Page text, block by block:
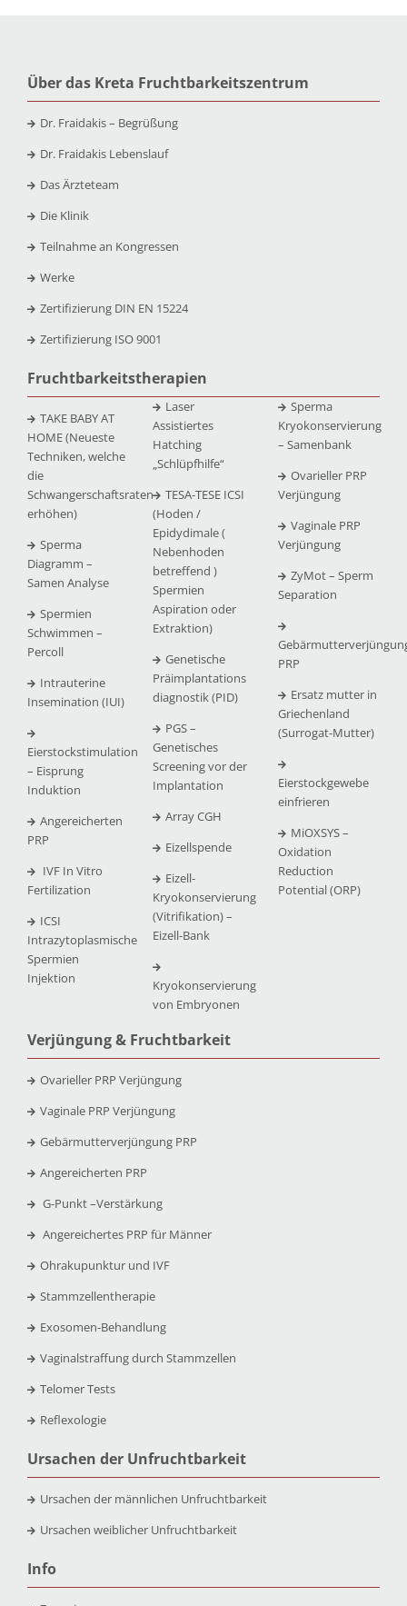
Über das Kreta Fruchtbarkeitszentrum
Dr. Fraidakis – Begrüßung
Dr. Fraidakis Lebenslauf
Das Ärzteteam
Die Klinik
Teilnahme an Kongressen
Werke
Zertifizierung DIN EN 15224
Zertifizierung ISO 9001
Fruchtbarkeitstherapien
TAKE BABY AT
HOME (Neueste
Techniken, welche
die
Schwangerschaftsraten
erhöhen)
Sperma
Diagramm –
Samen Analyse
Spermien
Schwimmen –
Percoll
Intrauterine
Insemination (IUI)
Eierstockstimulation
– Eisprung
Induktion
Angereicherten
PRP
IVF In Vitro
Fertilization
ICSI
Intrazytoplasmische
Spermien
Injektion
Laser
Assistiertes
Hatching
„Schlüpfhilfe“
TESA-TESE ICSI
(Hoden /
Epidydimale (
Nebenhoden
betreffend )
Spermien
Aspiration oder
Extraktion)
Genetische
Präimplantations
diagnostik (PID)
PGS –
Genetisches
Screening vor der
Implantation
Array CGH
Eizellspende
Eizell-
Kryokonservierung
(Vitrifikation) –
Eizell-Bank
Kryokonservierung
von Embryonen
Sperma
Kryokonservierung
– Samenbank
Ovarieller PRP
Verjüngung
Vaginale PRP
Verjüngung
ZyMot – Sperm
Separation
PRP
Ersatz mutter in
Griechenland
(Surrogat-Mutter)
Eierstockgewebe
einfrieren
MiOXSYS –
Oxidation
Reduction
Potential (ORP)
Verjüngung & Fruchtbarkeit
Ovarieller PRP Verjüngung
Vaginale PRP Verjüngung
Gebärmutterverjüngung PRP
Angereicherten PRP
G-Punkt –Verstärkung
Angereichertes PRP für Männer
Ohrakupunktur und IVF
Stammzellentherapie
Exosomen-Behandlung
Vaginalstraffung durch Stammzellen
Telomer Tests
Reflexologie
Ursachen der Unfruchtbarkeit
Ursachen der männlichen Unfruchtbarkeit
Ursachen weiblicher Unfruchtbarkeit
Info